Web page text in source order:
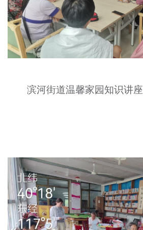
滨河街道温馨家园知识讲座